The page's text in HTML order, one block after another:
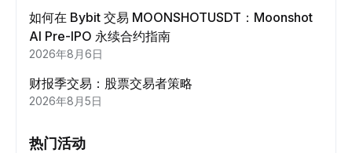
如何在 Bybit 交易 MOONSHOTUSDT：Moonshot
AI Pre-IPO 永续合约指南
2026年8月6日
财报季交易：股票交易者策略
2026年8月5日
热门活动